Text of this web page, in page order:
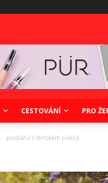
CESTOVÁNÍ PRO
podlaha v detskem pokoji